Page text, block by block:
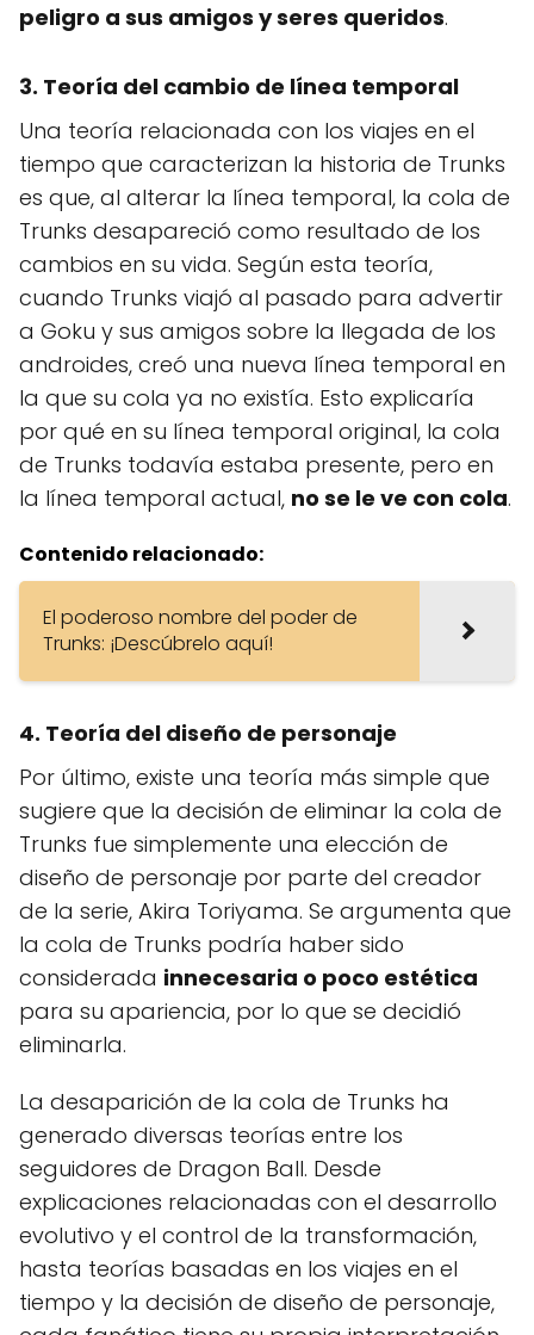
peligro a sus amigos y seres queridos.
3. Teoría del cambio de línea temporal
Una teoría relacionada con los viajes en el
tiempo que caracterizan la historia de Trunks
es que, al alterar la línea temporal, la cola de
Trunks desapareció como resultado de los
cambios en su vida. Según esta teoría,
cuando Trunks viajó al pasado para advertir
a Goku y sus amigos sobre la llegada de los
androides, creó una nueva línea temporal en
la que su cola ya no existía. Esto explicaría
por qué en su línea temporal original, la cola
de Trunks todavía estaba presente, pero en
la línea temporal actual, no se le ve con cola.
Contenido relacionado:
El poderoso nombre del poder de
Trunks: ¡Descúbrelo aquí!
4. Teoría del diseño de personaje
Por último, existe una teoría más simple que
sugiere que la decisión de eliminar la cola de
Trunks fue simplemente una elección de
diseño de personaje por parte del creador
de la serie, Akira Toriyama. Se argumenta que
la cola de Trunks podría haber sido
considerada innecesaria o poco estética
para su apariencia, por lo que se decidió
eliminarla.
La desaparición de la cola de Trunks ha
generado diversas teorías entre los
seguidores de Dragon Ball. Desde
explicaciones relacionadas con el desarrollo
evolutivo y el control de la transformación,
hasta teorías basadas en los viajes en el
tiempo y la decisión de diseño de personaje,